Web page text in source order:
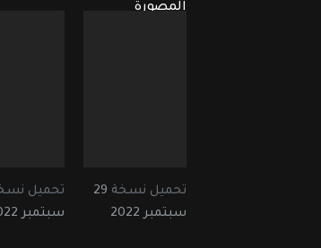
المصورة
تحميل نسخة 29
سبتمبر 2022
تحميل
سبتمبر 2022